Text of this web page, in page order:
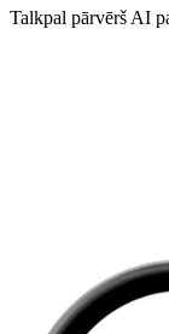
Talkpal pārvērš AI